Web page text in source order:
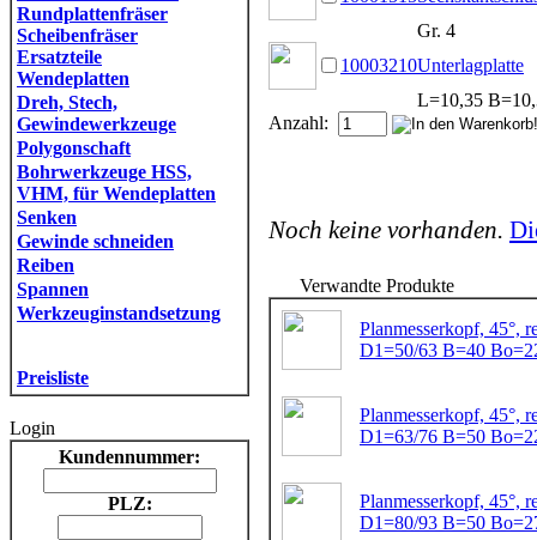
Rundplattenfräser
Scheibenfräser
Ersatzteile
Wendeplatten
Dreh, Stech,
Gewindewerkzeuge
Polygonschaft
Bohrwerkzeuge HSS,
VHM, für Wendeplatten
Senken
Gewinde schneiden
Reiben
Spannen
Werkzeuginstandsetzung
Preisliste
Login
Kundennummer:
PLZ:
Gr. 4
10003210Unterlagplatte
L=10,35
Anzahl:
Noch keine vorhanden.
Verwandte Produkte
Planmesserkopf, 45°,
D1=50/63 B=40
Planmesserkopf, 45°,
D1=63/76 B=50
Planmesserkopf, 45°,
D1=80/93 B=50